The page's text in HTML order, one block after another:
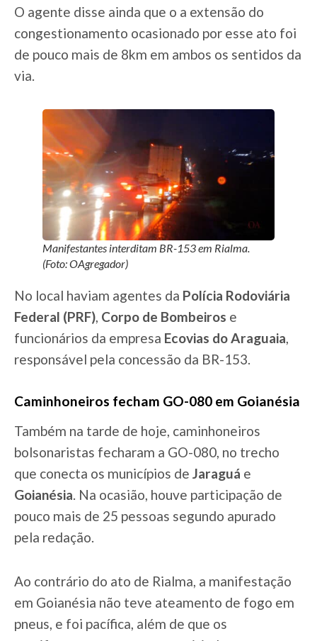
O agente disse ainda que o a extensão do
congestionamento ocasionado por esse ato foi
de pouco mais de 8km em ambos os sentidos da
via.
Manifestantes interditam BR-153 em Rialma.
(Foto: OAgregador)
No local haviam agentes da Polícia Rodoviária
Federal (PRF), Corpo de Bombeiros e
funcionários da empresa Ecovias do Araguaia,
responsável pela concessão da BR-153.
Caminhoneiros fecham GO-080 em Goianésia
Também na tarde de hoje, caminhoneiros
bolsonaristas fecharam a GO-080, no trecho
que conecta os municípios de Jaraguá e
Goianésia. Na ocasião, houve participação de
pouco mais de 25 pessoas segundo apurado
pela redação.
Ao contrário do ato de Rialma, a manifestação
em Goianésia não teve ateamento de fogo em
pneus, e foi pacífica, além de que os